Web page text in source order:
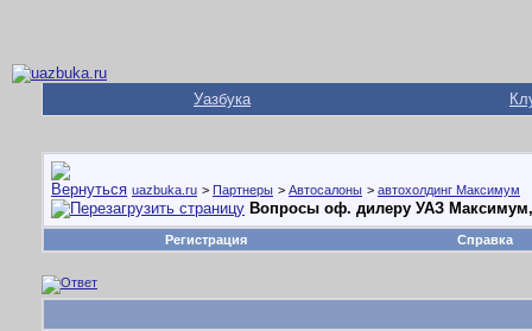
Уазбука
uazbuka.ru > Партнеры > Автосалоны > автохолдинг Максимум
Вопросы оф. дилеру УАЗ
Регистрация Справка